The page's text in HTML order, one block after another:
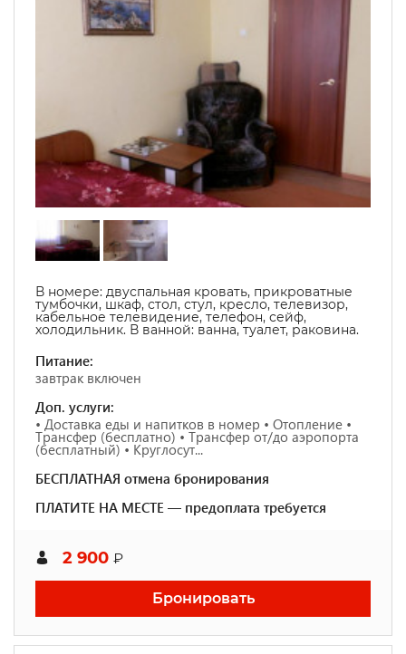
В номере: двуспальная кровать, прикроватные
тумбочки, шкаф, стол, стул, кресло, телевизор,
кабельное телевидение, телефон, сейф,
холодильник. В ванной: ванна, туалет, раковина.
Питание:
завтрак включен
Доп. услуги:
• Доставка еды и напитков в номер • Отопление •
Трансфер (бесплатно) • Трансфер от/до аэропорта
(бесплатный) • Круглосут...
БЕСПЛАТНАЯ отмена бронирования
ПЛАТИТЕ НА МЕСТЕ — предоплата требуется
2 900 ₽
Бронировать